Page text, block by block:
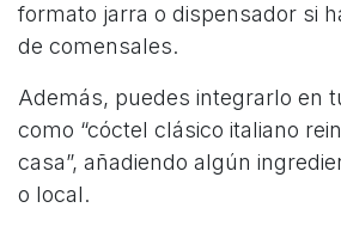
formato jarra o dispensador si
de comensales.
Además, puedes integrarlo en
como “cóctel clásico italiano
casa”, añadiendo algún
o local.